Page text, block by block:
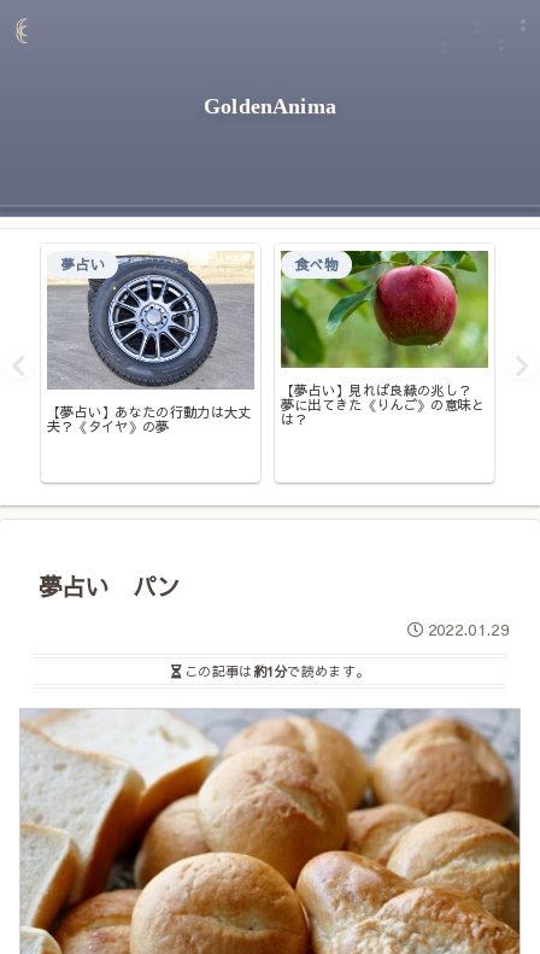
GoldenAnima
夢占い
【夢占い】あなたの行動力は大丈
夫？《タイヤ》の夢
食べ物
【夢占い】見れば良縁の兆し？
夢に出てきた《りんご》の意味と
は？
夢占い パン
2022.01.29
この記事は約1分で読めます。